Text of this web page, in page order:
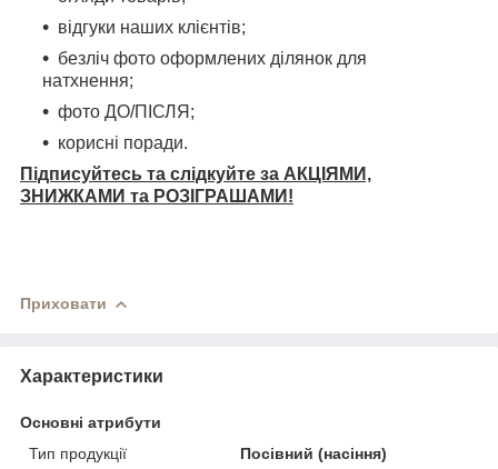
відгуки наших клієнтів;
безліч фото оформлених ділянок для
натхнення;
фото ДО/ПІСЛЯ;
корисні поради.
Підписуйтесь та слідкуйте за АКЦІЯМИ,
ЗНИЖКАМИ та РОЗІГРАШАМИ!
Приховати
Характеристики
Основні атрибути
Тип продукції
Посівний (насіння)